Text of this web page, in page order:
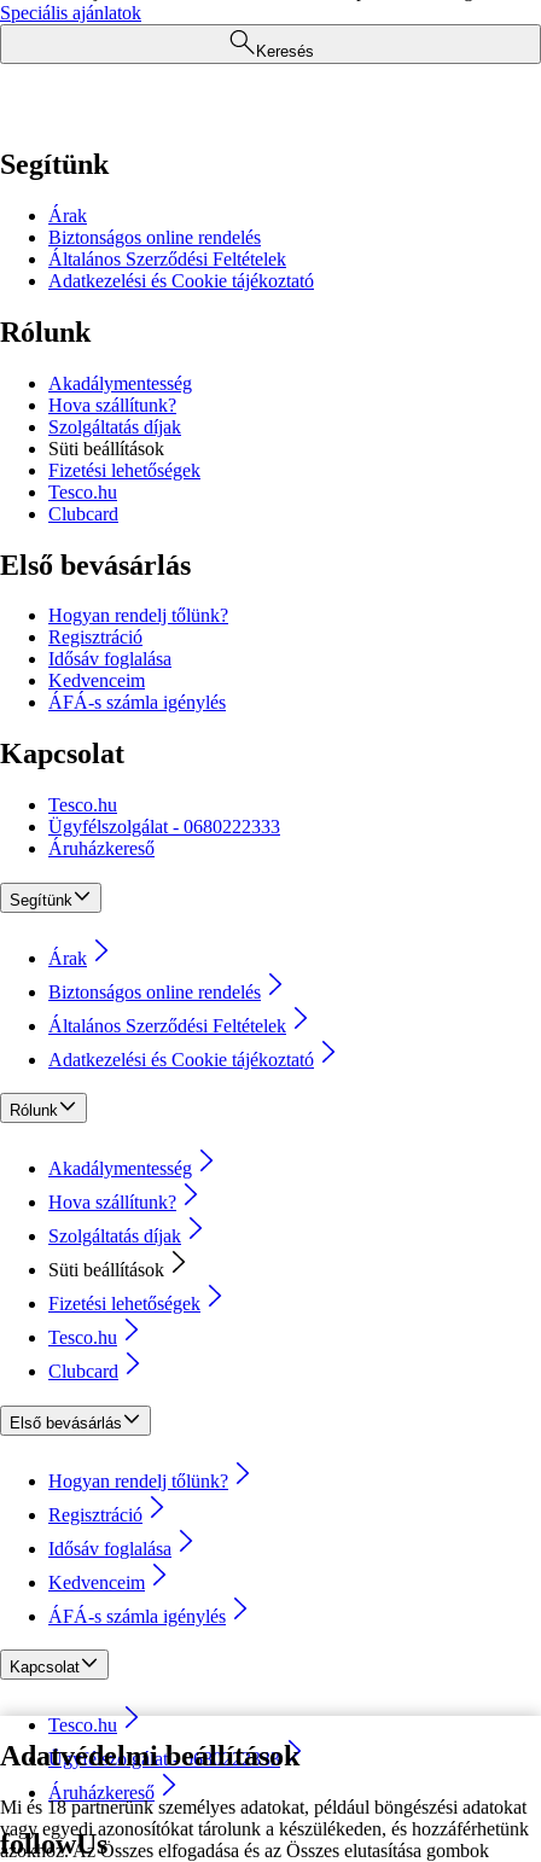
Adatvédelmi beállítások
Mi és 18 partnerünk személyes adatokat, például böngészési adatokat
vagy egyedi azonosítókat tárolunk a készülékeden, és hozzáférhetünk
azokhoz. Az Összes elfogadása és az Összes elutasítása gombok
Speciális ajánlatok
Keresés
Segítünk
Árak
Biztonságos online rendelés
Általános Szerződési Feltételek
Adatkezelési és Cookie tájékoztató
Rólunk
Akadálymentesség
Hova szállítunk?
Szolgáltatás díjak
Süti beállítások
Fizetési lehetőségek
Tesco.hu
Clubcard
Első bevásárlás
Hogyan rendelj tőlünk?
Regisztráció
Idősáv foglalása
Kedvenceim
ÁFÁ-s számla igénylés
Kapcsolat
Tesco.hu
Ügyfélszolgálat - 0680222333
Áruházkereső
Segítünk
Árak
Biztonságos online rendelés
Általános Szerződési Feltételek
Adatkezelési és Cookie tájékoztató
Rólunk
Akadálymentesség
Hova szállítunk?
Szolgáltatás díjak
Süti beállítások
Fizetési lehetőségek
Tesco.hu
Clubcard
Első bevásárlás
Hogyan rendelj tőlünk?
Regisztráció
Idősáv foglalása
Kedvenceim
ÁFÁ-s számla igénylés
Kapcsolat
Tesco.hu
Ügyfélszolgálat - 0680222333
Áruházkereső
followUs